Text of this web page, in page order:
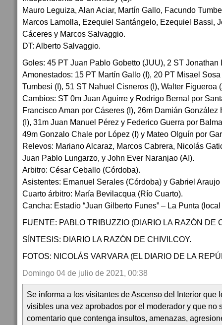
Mauro Leguiza, Alan Aciar, Martín Gallo, Facundo
Marcos Lamolla, Ezequiel Santángelo, Ezequiel Bassi,
Cáceres y Marcos Salvaggio.
DT: Alberto Salvaggio.
Goles: 45 PT Juan Pablo Gobetto (JUU), 2 ST Jonathan
Amonestados: 15 PT Martín Gallo (I), 20 PT Misael
Tumbesi (I), 51 ST Nahuel Cisneros (I), Walter Figueroa
Cambios: ST 0m Juan Aguirre y Rodrigo Bernal por
Francisco Aman por Cáseres (I), 26m Damián
(I), 31m Juan Manuel Pérez y Federico Guerra por
49m Gonzalo Chale por López (I) y Mateo Olguín por
Relevos: Mariano Alcaraz, Marcos Cabrera, Nicolás
Juan Pablo Lungarzo, y John Ever Naranjao (AI).
Arbitro: César Ceballo (Córdoba).
Asistentes: Emanuel Serales (Córdoba) y Gabriel Araujo
Cuarto árbitro: María Bevilacqua (Río Cuarto).
Cancha: Estadio “Juan Gilberto Funes” – La Punta
FUENTE: PABLO TRIBUZZIO (DIARIO LA RAZÓN DE
SÍNTESIS: DIARIO LA RAZÓN DE CHIVILCOY.
FOTOS: NICOLÁS VARVARA (EL DIARIO DE LA
Domingo 04 de julio de 2021, 00:38
Se informa a los visitantes de Ascenso del Interior que
visibles una vez aprobados por el moderador y que no
comentario que contenga insultos, amenazas,